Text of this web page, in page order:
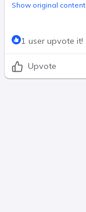
Show original content
1 user upvote it!
Upvote